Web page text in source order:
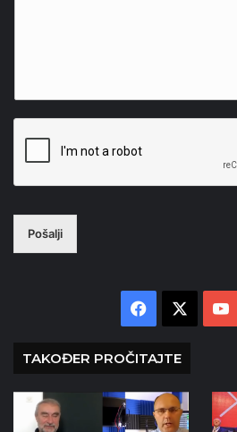
Pošalji
Facebook
TAKOĐER PROČITAJTE